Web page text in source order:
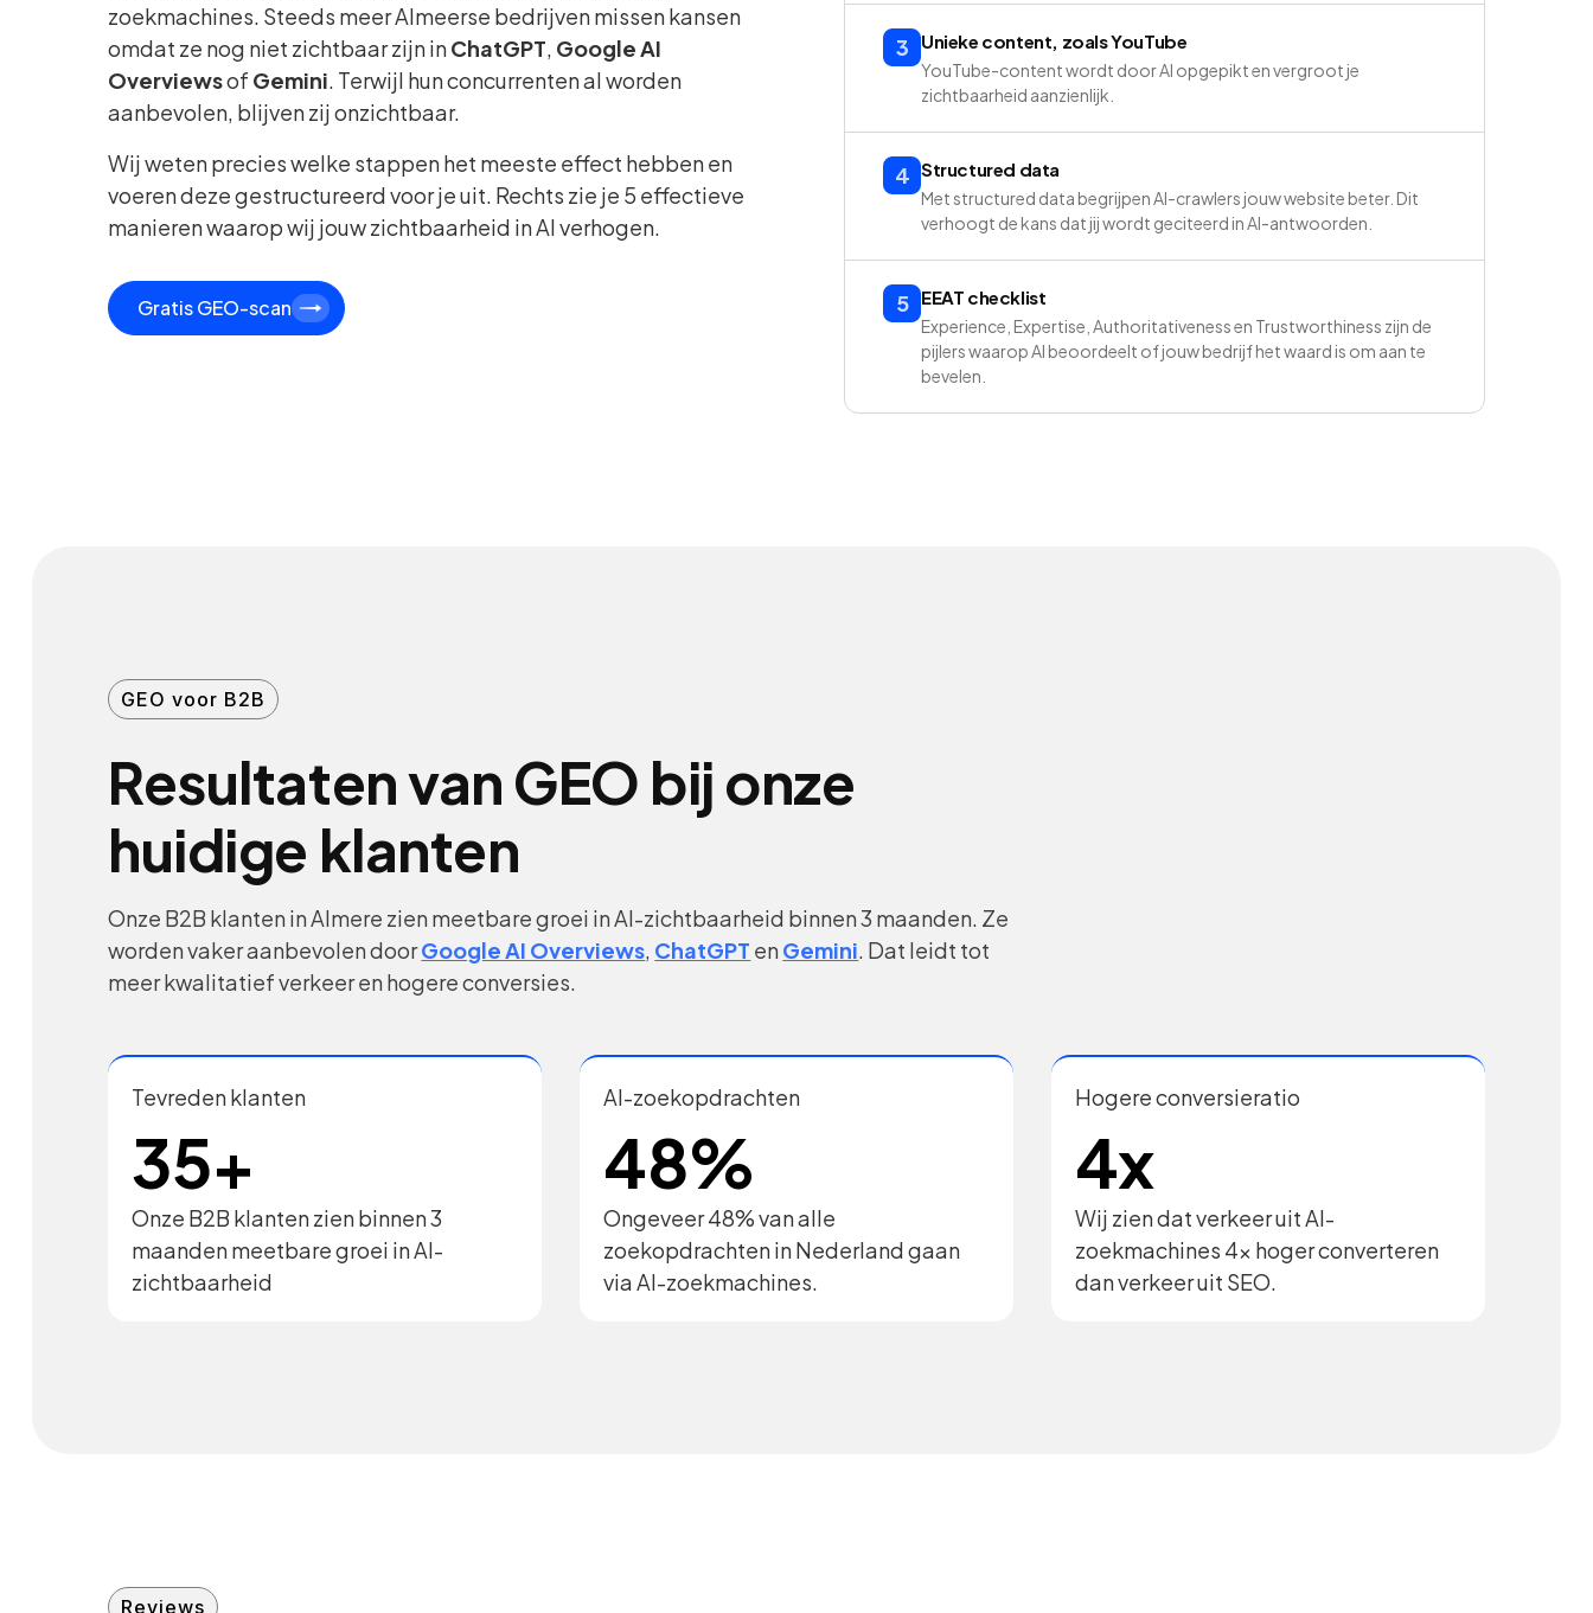
zoekmachines. Steeds meer Almeerse bedrijven missen kansen
omdat ze nog niet zichtbaar zijn inChatGPT Google AI
Overviewsof Gemini . Terwijl hun concurrenten al worden
aanbevolen, blijven zij onzichtbaar.
Wij weten precies welke stappen het meeste effect hebben en
voeren deze gestructureerd voor je uit. Rechts zie je 5 effectieve
manieren waarop wij jouw zichtbaarheid in AI verhogen.
Gratis GEO-scan
3 Unieke content, zoals YouTube
YouTube-content wordt door AI opgepikt en vergroot je
zichtbaarheid aanzienlijk.
4 Structured data
Met structured data begrijpen AI-crawlers jouw website beter. Dit
verhoogt de kans dat jij wordt geciteerd in AI-antwoorden.
5 EEAT checklist
Experience, Expertise, Authoritativeness en Trustworthiness zijn de
pijlers waarop AI beoordeelt of jouw bedrijf het waard is om aan te
bevelen.
GEO voor B2B
Resultaten van GEO bij onze
huidige klanten
Onze B2B klanten in Almere zien meetbare groei in AI-zichtbaarheid binnen 3 maanden. Ze
worden vaker aanbevolen doorGoogle AI Overviews ChatGPT en Gemini . Dat leidt tot
meer kwalitatief verkeer en hogere conversies.
Tevreden klanten
35+
Onze B2B klanten zien binnen 3
maanden meetbare groei in AI-
zichtbaarheid
AI-zoekopdrachten
48%
Ongeveer 48% van alle
zoekopdrachten in Nederland gaan
via AI-zoekmachines.
Hogere conversieratio
4x
Wij zien dat verkeer uit AI-
zoekmachines 4x hoger converteren
dan verkeer uit SEO.
Reviews